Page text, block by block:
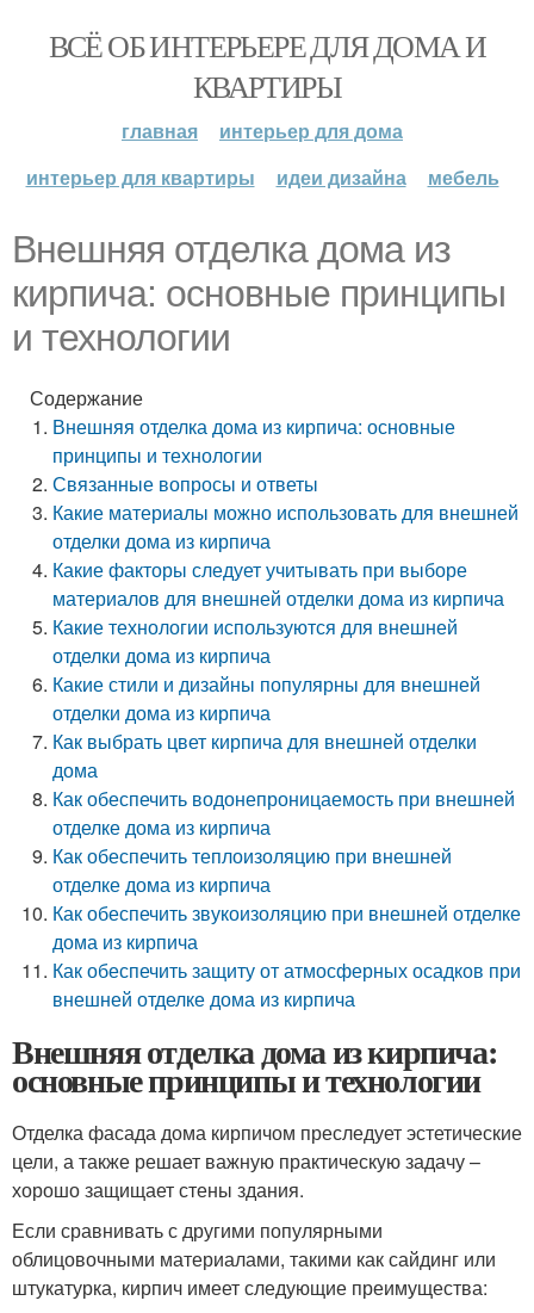
ВСЁ ОБ ИНТЕРЬЕРЕ ДЛЯ ДОМА И
КВАРТИРЫ
главная
интерьер для дома
интерьер для квартиры
идеи дизайна мебель
Внешняя отделка дома из
кирпича: основные принципы
и технологии
Содержание
Внешняя отделка дома из кирпича: основные
принципы и технологии
Связанные вопросы и ответы
Какие материалы можно использовать для внешней
отделки дома из кирпича
Какие факторы следует учитывать при выборе
материалов для внешней отделки дома из кирпича
Какие технологии используются для внешней
отделки дома из кирпича
Какие стили и дизайны популярны для внешней
отделки дома из кирпича
Как выбрать цвет кирпича для внешней отделки
дома
Как обеспечить водонепроницаемость при внешней
отделке дома из кирпича
Как обеспечить теплоизоляцию при внешней
отделке дома из кирпича
Как обеспечить звукоизоляцию при внешней отделке
дома из кирпича
Как обеспечить защиту от атмосферных осадков при
внешней отделке дома из кирпича
Внешняя отделка дома из кирпича:
основные принципы и технологии
Отделка фасада дома кирпичом преследует эстетические
цели, а также решает важную практическую задачу –
хорошо защищает стены здания.
Если сравнивать с другими популярными
облицовочными материалами, такими как сайдинг или
штукатурка, кирпич имеет следующие преимущества: